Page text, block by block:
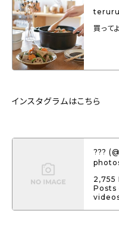
teruru
買って
インスタグラムはこちら
???
2,755
Posts